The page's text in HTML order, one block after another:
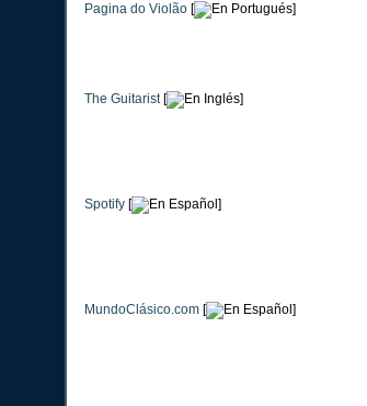
Pagina do Violão [ ]
The Guitarist[ ]
Spotify [ ]
MundoClásico.com [ ]